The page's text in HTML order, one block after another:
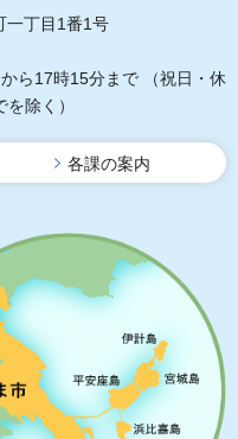
丁目1番1号
ら17時15分まで
（祝日・休
除く）
各課の案内